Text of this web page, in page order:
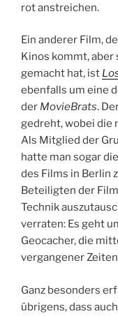
rot anstreichen.
Ein anderer Film,
Kinos kommt, aber
gemacht hat, ist
ebenfalls um eine
der MovieBrats.
gedreht, wobei die
Als Mitglied der
hatte man sogar
des Films in Berlin
Beteiligten der
Technik
verraten: Es geht
Geocacher, die
vergangener
Ganz besonders
übrigens, dass